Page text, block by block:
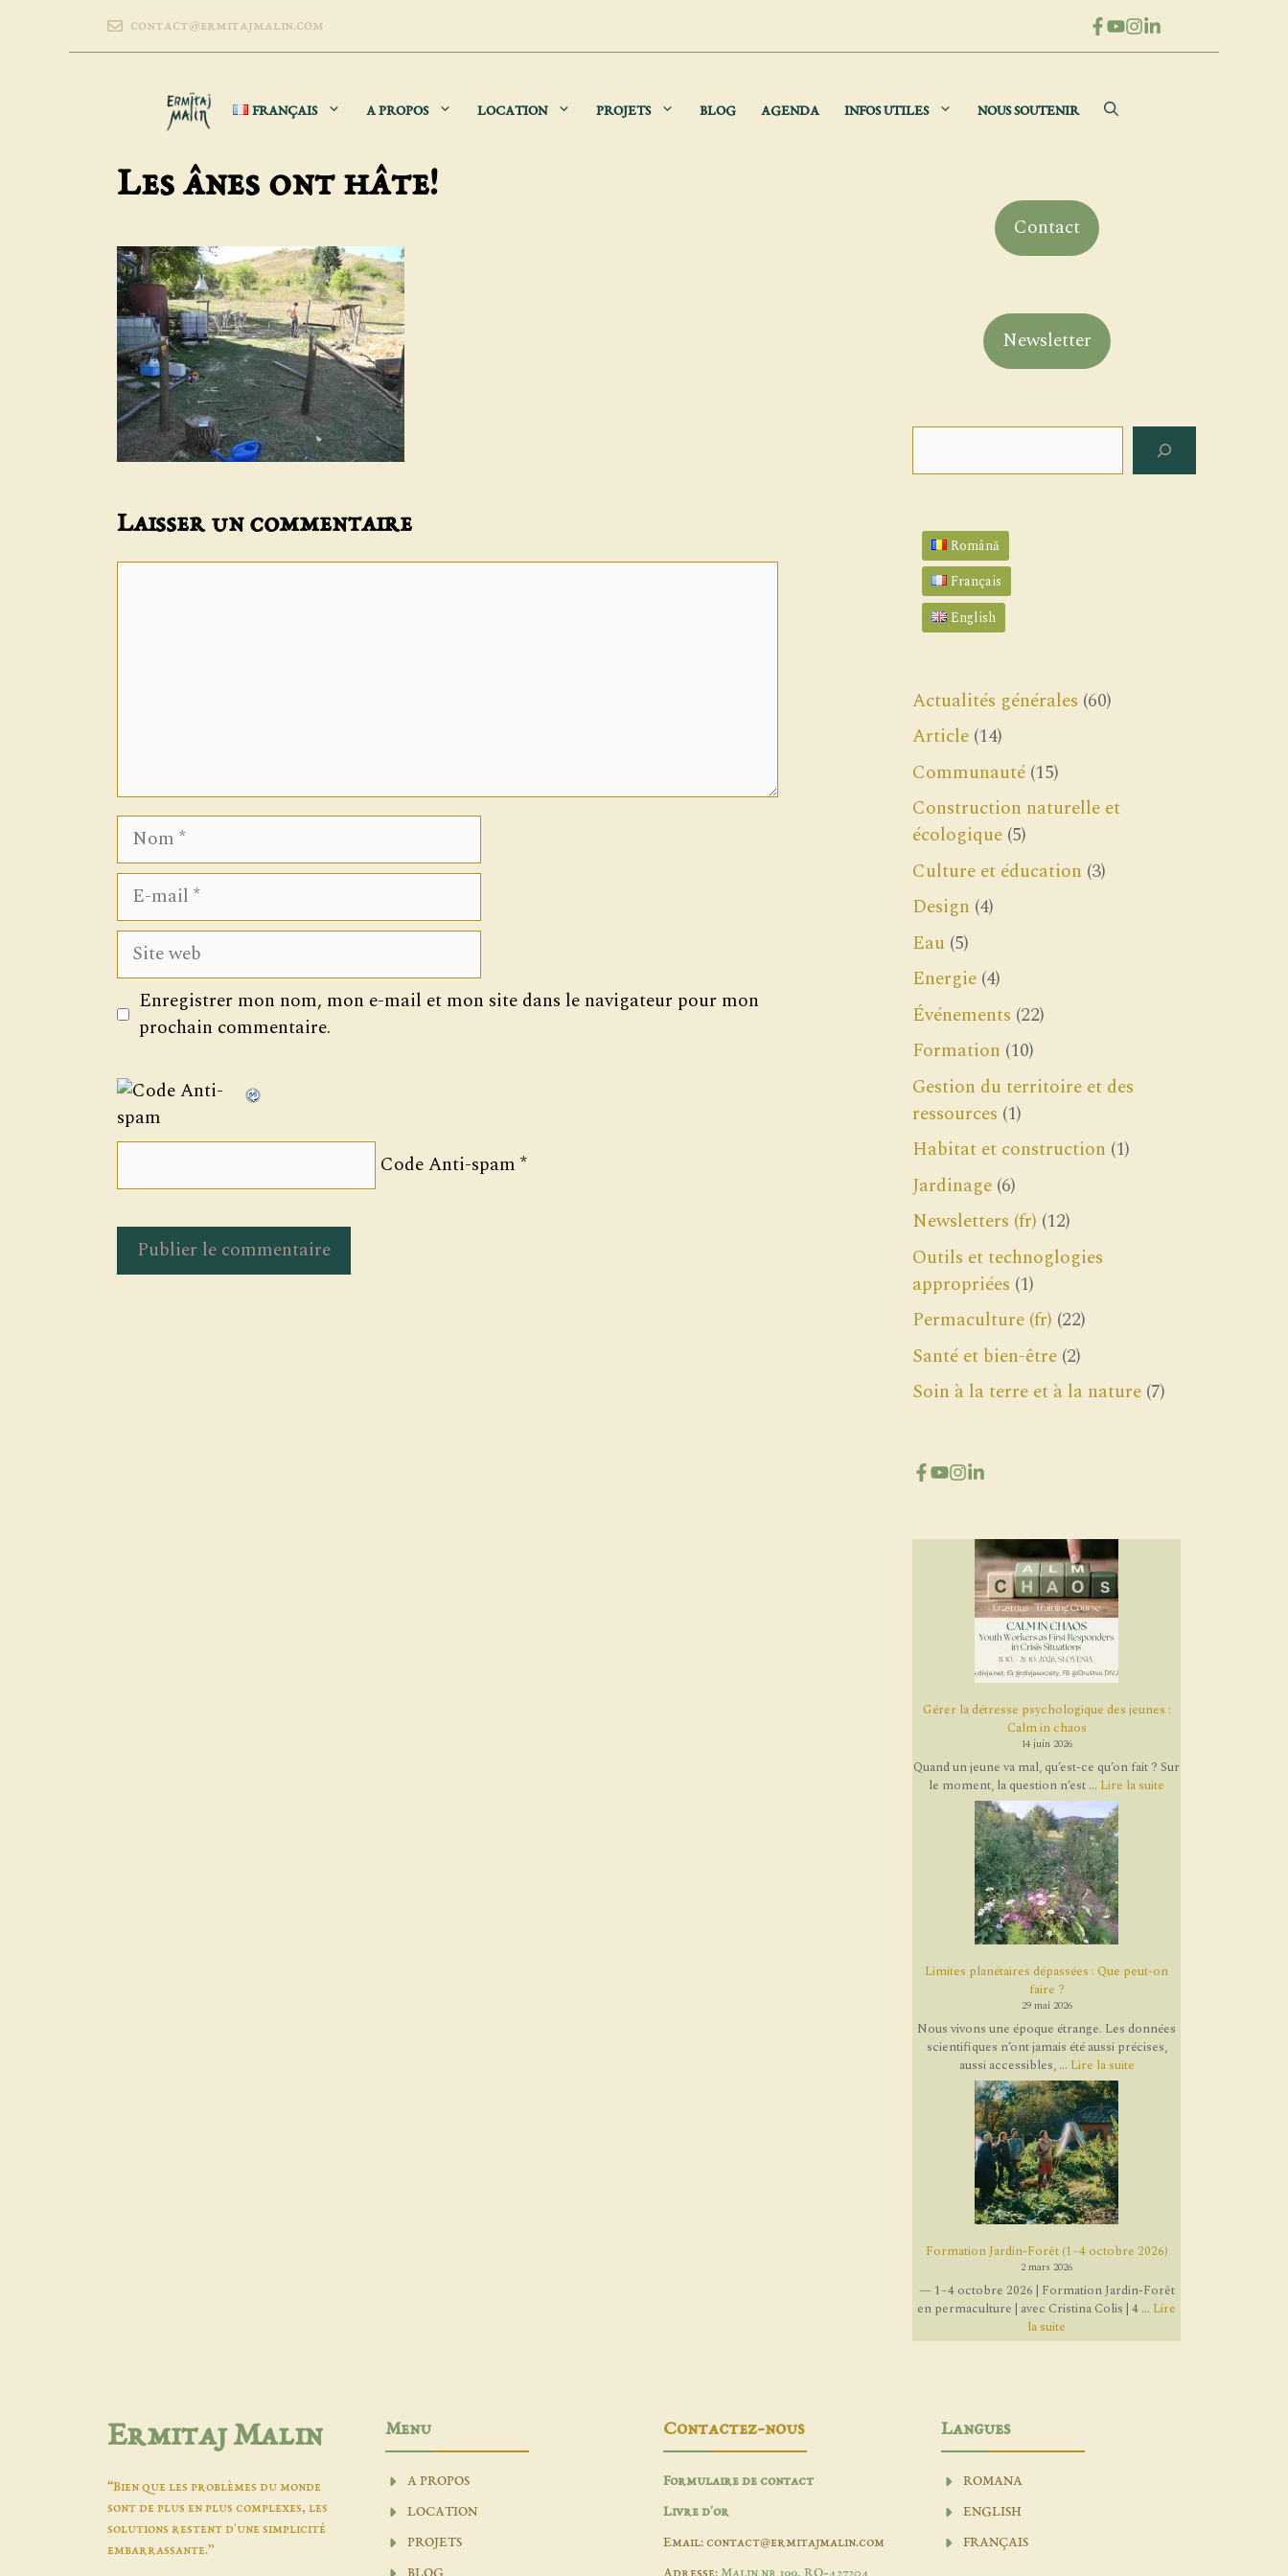
contact@ermitajmalin.com
FRANÇAIS A PROPOS LOCATION PROJETS BLOG AGENDA INFOS UTILES NOUS SOUTENIR
Les ânes ont hâte!
Laisser un commentaire
Nom
E-
mail
Site
web
Enregistrer mon nom, mon e-mail et mon site dans le navigateur pour mon
prochain commentaire.
Code Anti-spam *
Contact
Newsletter
Română
Français
English
Actualités générales (60)
Article (14)
Communauté (15)
Construction naturelle et
écologique (5)
Culture et éducation (3)
Design (4)
Eau (5)
Energie (4)
Événements (22)
Formation (10)
Gestion du territoire et des
ressources (1)
Habitat et construction (1)
Jardinage (6)
Newsletters (fr) (12)
Outils et technoglogies
appropriées (1)
Permaculture (fr) (22)
Santé et bien-être (2)
Soin à la terre et à la nature (7)
Gérer la détresse psychologique des jeunes :
Calm in chaos
14 juin 2026
Quand un jeune va mal, qu’est-ce qu’on fait ? Sur
le moment, la question n’est ... Lire la suite
Limites planétaires dépassées : Que peut-on
faire ?
29 mai 2026
Nous vivons une époque étrange. Les données
scientifiques n’ont jamais été aussi précises,
aussi accessibles, ... Lire la suite
Formation Jardin-Forêt (1–4 octobre 2026)
2 mars 2026
— 1–4 octobre 2026 | Formation Jardin-Forêt
en permaculture | avec Cristina Colis | 4 ... Lire
la suite
Ermitaj Malin
“Bien que les problèmes du monde
sont de plus en plus complexes, les
solutions restent d'une simplicité
embarrassante.”
Menu
A PROPOS
LOCATION
PROJETS
BLOG
Contactez-nous
Formulaire de contact
Livre d'or
Email: contact@ermitajmalin.com
Adresse: Malin nr 199, RO-427204
Langues
ROMANA
ENGLISH
FRANÇAIS